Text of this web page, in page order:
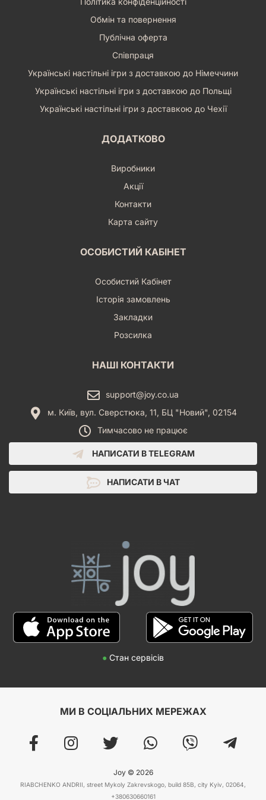
Кожен момент вартий того, щоб бути зафіксованим і
збереженим з любов'ю та турботою.
Фотоальбом. Happy days Білий
найсвітліших спогадів, який буде передаватися з покоління
в покоління, розповідаючи історію вашої родини, вашого
цінності, в те, що дійсно має значення. Почніть свою
Обмін та повернення
Публічна оферта
Співпраця
Українські настільні ігри з доставкою до Німеччини
Українські настільні ігри з доставкою до Польщі
Українські настільні ігри з доставкою до Чехії
ДОДАТКОВО
Виробники
Акції
Контакти
Карта сайту
ОСОБИСТИЙ КАБІНЕТ
Особистий Кабінет
Історія замовлень
Закладки
Розсилка
НАШІ КОНТАКТИ
support@joy.co.ua
м. Київ, вул. Сверстюка, 11, БЦ "Новий", 02154
Тимчасово не працює
НАПИСАТИ В TELEGRAM
НАПИСАТИ В ЧАТ
● Стан сервісів
МИ В СОЦІАЛЬНИХ МЕРЕЖАХ
Joy © 2026
RIABCHENKO ANDRII, street Mykoly Zakrevskogo, build 85B, city Kyiv, 02064,
+380630660161